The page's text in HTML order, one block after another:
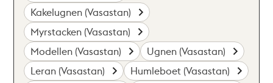
Kakelugnen (Vasastan)
Myrstacken (Vasastan)
Modellen (Vasastan)
Ugnen (Vasastan)
Leran (Vasastan)
Humleboet (Vasastan)